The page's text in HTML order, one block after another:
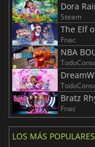
Dora
Steam
The Elf
Fnac
NBA
Bratz
Fnac
LOS MÁS POPULARES